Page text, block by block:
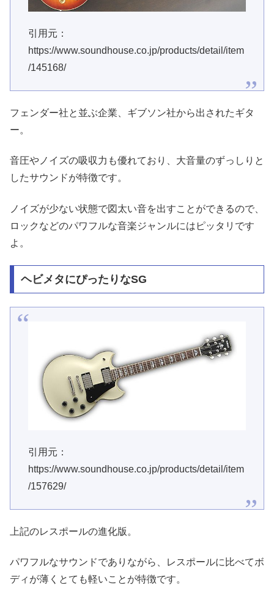
引用元：
https://www.soundhouse.co.jp/products/detail/item
/145168/
フェンダー社と並ぶ企業、ギブソン社から出されたギタ
ー。
音圧やノイズの吸収力も優れており、大音量のずっしりと
したサウンドが特徴です。
ノイズが少ない状態で図太い音を出すことができるので、
ロックなどのパワフルな音楽ジャンルにはピッタリです
よ。
ヘビメタにぴったりなSG
引用元：
https://www.soundhouse.co.jp/products/detail/item
/157629/
上記のレスポールの進化版。
パワフルなサウンドでありながら、レスポールに比べてボ
ディが薄くとても軽いことが特徴です。